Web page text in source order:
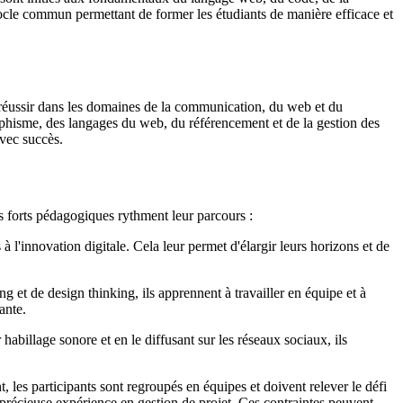
commun permettant de former les étudiants de manière efficace et
dans les domaines de la communication, du web et du
des langages du web, du référencement et de la gestion des
succès.
pédagogiques rythment leur parcours :
à l'innovation digitale. Cela leur permet d'élargir leurs horizons et de
et de design thinking, ils apprennent à travailler en équipe et à
sonore et en le diffusant sur les réseaux sociaux, ils
les participants sont regroupés en équipes et doivent relever le défi